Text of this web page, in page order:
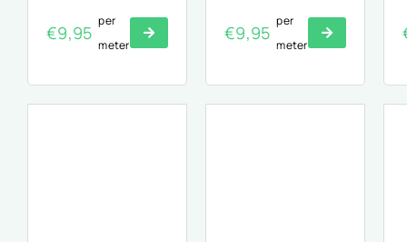
€9,95
per
meter
€9,95
per
meter